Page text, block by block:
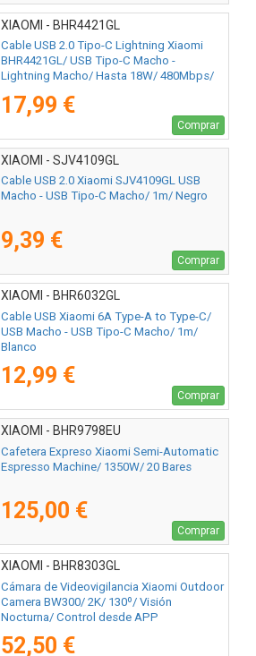
XIAOMI - BHR4421GL
Cable USB 2.0 Tipo-C Lightning Xiaomi
BHR4421GL/ USB Tipo-C Macho -
Lightning Macho/ Hasta 18W/ 480Mbps/
17,99 €
Comprar
XIAOMI - SJV4109GL
Cable USB 2.0 Xiaomi SJV4109GL USB
Macho - USB Tipo-C Macho/ 1m/ Negro
9,39 €
Comprar
XIAOMI - BHR6032GL
Cable USB Xiaomi 6A Type-A to Type-C/
USB Macho - USB Tipo-C Macho/ 1m/
Blanco
12,99 €
Comprar
XIAOMI - BHR9798EU
Cafetera Expreso Xiaomi Semi-Automatic
Espresso Machine/ 1350W/ 20 Bares
125,00 €
Comprar
XIAOMI - BHR8303GL
Cámara de Videovigilancia Xiaomi Outdoor
Camera BW300/ 2K/ 130º/ Visión
Nocturna/ Control desde APP
52,50 €